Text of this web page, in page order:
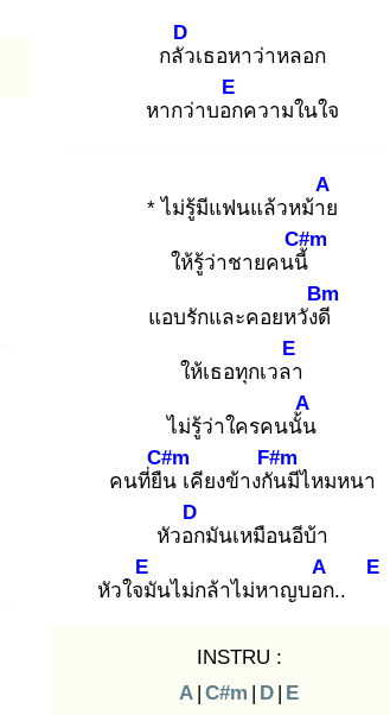
กลัว
D
เธอหาว่าหลอก
หากว่าบอก
E
ความในใจ
* ไม่รู้มีแฟนแล้วหม้าย
A
ให้รู้ว่าชายคนนี้
C#m
แอบรักและคอยหวังดี
Bm
ให้เธอทุกเวลา
E
ไม่รู้ว่าใครคนนั้น
A
คนที่ยืน
C#m
เคียงข้างกัน
F#m
มีไหมหนา
หัวอก
D
มันเหมือนอีบ้า
หัวใจมั
E
นไม่กล้าไม่หาญบอก
A
..
E
INSTRU :
A | C#m | D | E